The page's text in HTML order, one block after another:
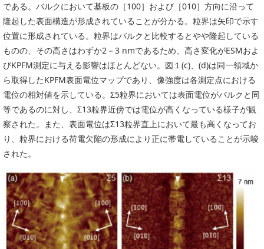
である。バルクにおいて基板の［100］および［010］方向に沿って
隆起した表面構造が形成されていることが分かる。粒界は矢印で示す
位置に形成されている。粒界はバルクと比較するとやや隆起している
ものの、その高さはわずか2－3 nmであるため、高さ変化がESMおよ
びKPFM測定に与える影響はほとんどない。図１(c)、(d)は同一領域か
ら取得したKPFM表面電位マップであり、像強度は各測定点における
電位の相対値を示している。Σ5粒界においては表面電位がバルクと同
等であるのに対し、Σ13粒界近傍では電位が高くなっている様子が観
察された。また、表面電位はΣ13粒界直上において最も高くなってお
り、粒界における荷電欠陥の形成により正に帯電していることが示唆
された。